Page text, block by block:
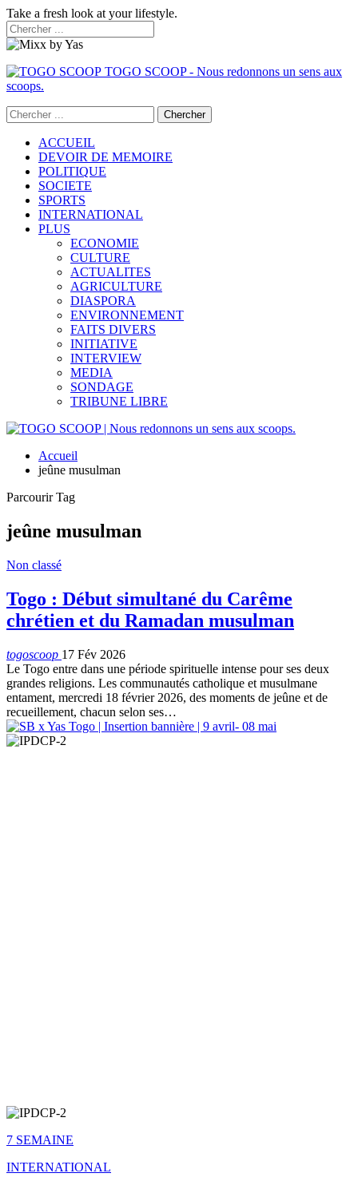
Take a fresh look at your lifestyle.
TOGO SCOOP - Nous redonnons un sens aux
scoops.
ACCUEIL
DEVOIR DE MEMOIRE
POLITIQUE
SOCIETE
SPORTS
INTERNATIONAL
PLUS
ECONOMIE
CULTURE
ACTUALITES
AGRICULTURE
DIASPORA
ENVIRONNEMENT
FAITS DIVERS
INITIATIVE
INTERVIEW
MEDIA
SONDAGE
TRIBUNE LIBRE
Accueil
jeûne musulman
Parcourir Tag
jeûne musulman
Non classé
Togo : Début simultané du Carême
chrétien et du Ramadan musulman
togoscoop 17 Fév 2026
Le Togo entre dans une période spirituelle intense pour ses deux
grandes religions. Les communautés catholique et musulmane
entament, mercredi 18 février 2026, des moments de jeûne et de
recueillement, chacun selon ses…
7 SEMAINE
INTERNATIONAL